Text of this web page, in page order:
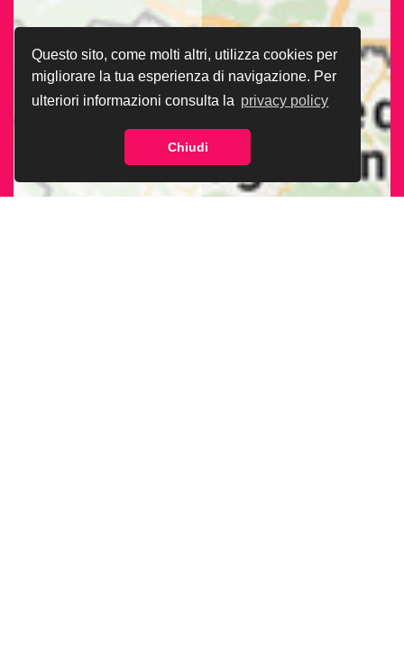
Questo sito, come molti altri, utilizza cookies per
migliorare la tua esperienza di navigazione. Per
ulteriori informazioni consulta la privacy policy
Chiudi